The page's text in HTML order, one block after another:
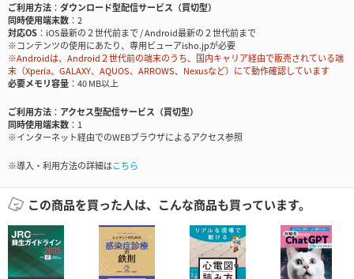
ご利用方法
ダウンロード型配信サービス（買切型）
同時使用端末数
2
対応OS
iOS最新の２世代前まで / Android最新の２世代前まで
※コンテンツの使用にあたり、専用ビューアisho.jpが必要
※Androidは、Android２世代前の端末のうち、国内キャリア経由で販売されている端
末（Xperia、GALAXY、AQUOS、ARROWS、Nexusなど）にて動作確認しています
必要メモリ容量
40 MB以上
ご利用方法
アクセス型配信サービス（買切型）
同時使用端末数
1
※インターネット経由でのWEBブラウザによるアクセス参照
※導入・利用方法の詳細はこちら
この商品を買った人は、こんな商品も買っています。